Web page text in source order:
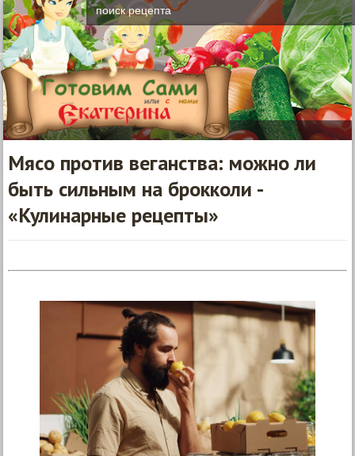
Мясо против веганства: можно ли
быть сильным на брокколи -
«Кулинарные рецепты»